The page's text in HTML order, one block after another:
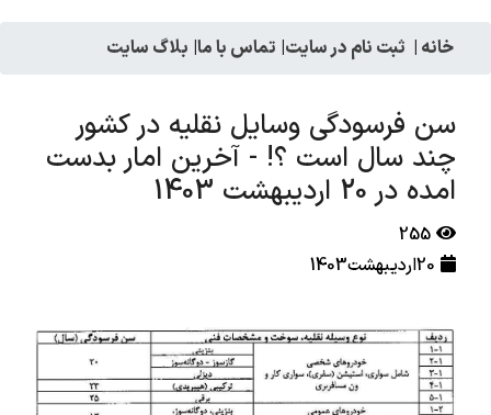
خانه | ثبت نام در سایت| تماس با ما| بلاگ سایت
سن فرسودگی وسایل نقلیه در کشور
چند سال است ؟! - آخرین امار بدست
امده در 20 اردیبهشت 1403
255
20اردیبهشت1403